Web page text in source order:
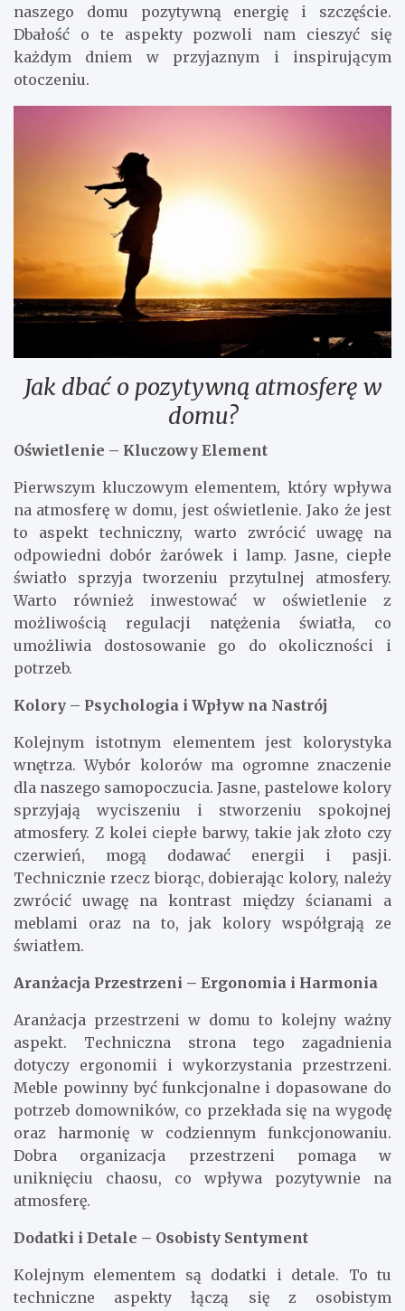
naszego domu pozytywną energię i szczęście.
Dbałość o te aspekty pozwoli nam cieszyć się
każdym dniem w przyjaznym i inspirującym
otoczeniu.
Jak dbać o pozytywną atmosferę w
domu?
Oświetlenie – Kluczowy Element
Pierwszym kluczowym elementem, który wpływa
na atmosferę w domu, jest oświetlenie. Jako że jest
to aspekt techniczny, warto zwrócić uwagę na
odpowiedni dobór żarówek i lamp. Jasne, ciepłe
światło sprzyja tworzeniu przytulnej atmosfery.
Warto również inwestować w oświetlenie z
możliwością regulacji natężenia światła, co
umożliwia dostosowanie go do okoliczności i
potrzeb.
Kolory – Psychologia i Wpływ na Nastrój
Kolejnym istotnym elementem jest kolorystyka
wnętrza. Wybór kolorów ma ogromne znaczenie
dla naszego samopoczucia. Jasne, pastelowe kolory
sprzyjają wyciszeniu i stworzeniu spokojnej
atmosfery. Z kolei ciepłe barwy, takie jak złoto czy
czerwień, mogą dodawać energii i pasji.
Technicznie rzecz biorąc, dobierając kolory, należy
zwrócić uwagę na kontrast między ścianami a
meblami oraz na to, jak kolory współgrają ze
światłem.
Aranżacja Przestrzeni – Ergonomia i Harmonia
Aranżacja przestrzeni w domu to kolejny ważny
aspekt. Techniczna strona tego zagadnienia
dotyczy ergonomii i wykorzystania przestrzeni.
Meble powinny być funkcjonalne i dopasowane do
potrzeb domowników, co przekłada się na wygodę
oraz harmonię w codziennym funkcjonowaniu.
Dobra organizacja przestrzeni pomaga w
uniknięciu chaosu, co wpływa pozytywnie na
atmosferę.
Dodatki i Detale – Osobisty Sentyment
Kolejnym elementem są dodatki i detale. To tu
techniczne aspekty łączą się z osobistym